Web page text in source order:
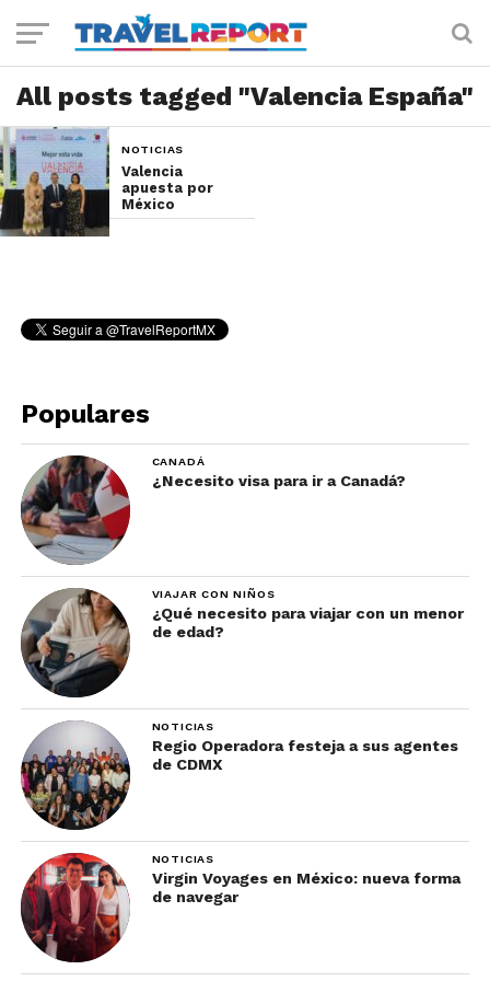
All posts tagged "Valencia España"
NOTICIAS
Valencia
apuesta por
México
Populares
CANADÁ
¿Necesito visa para ir a Canadá?
VIAJAR CON NIÑOS
¿Qué necesito para viajar con un menor
de edad?
NOTICIAS
Regio Operadora festeja a sus agentes
de CDMX
NOTICIAS
Virgin Voyages en México: nueva forma
de navegar